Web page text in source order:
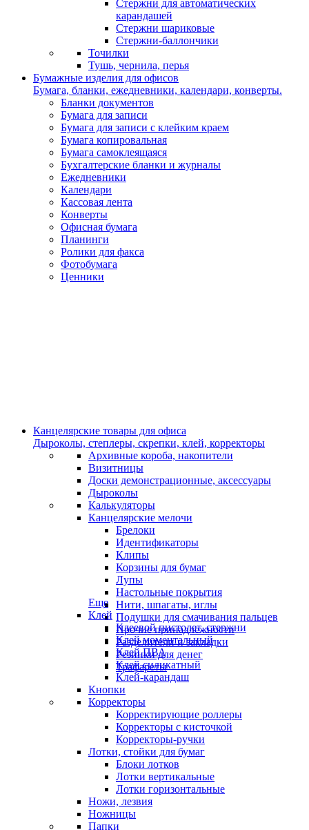
Стержни для автоматических
карандашей
Стержни шариковые
Стержни-баллончики
Точилки
Тушь, чернила, перья
Бумажные изделия для офисов
Бумага, бланки, ежедневники, календари, конверты.
Бланки документов
Бумага для записи
Бумага для записи с клейким краем
Бумага копировальная
Бумага самоклеящаяся
Бухгалтерские бланки и журналы
Ежедневники
Календари
Кассовая лента
Конверты
Офисная бумага
Планинги
Ролики для факса
Фотобумага
Ценники
Канцелярские товары для офиса
Дыроколы, степлеры, скрепки, клей, корректоры
Архивные короба, накопители
Визитницы
Доски демонстрационные, аксессуары
Дыроколы
Калькуляторы
Канцелярские мелочи
Брелоки
Идентификаторы
Клипы
Корзины для бумаг
Лупы
Настольные покрытия
Нити, шпагаты, иглы
Подушки для смачивания пальцев
Прочие принадлежности
Разделители и закладки
Резинки для денег
Трафареты
Еще
Клей
Клеевой пистолет, стержни
Клей моментальный
Клей ПВА
Клей силикатный
Клей-карандаш
Кнопки
Корректоры
Корректирующие роллеры
Корректоры с кисточкой
Корректоры-ручки
Лотки, стойки для бумаг
Блоки лотков
Лотки вертикальные
Лотки горизонтальные
Ножи, лезвия
Ножницы
Папки